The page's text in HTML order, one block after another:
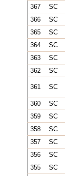
367
SC
366
SC
365
SC
364
SC
363
SC
362
SC
361 SC
360 SC
359
SC
358
SC
357
SC
356
SC
355
SC